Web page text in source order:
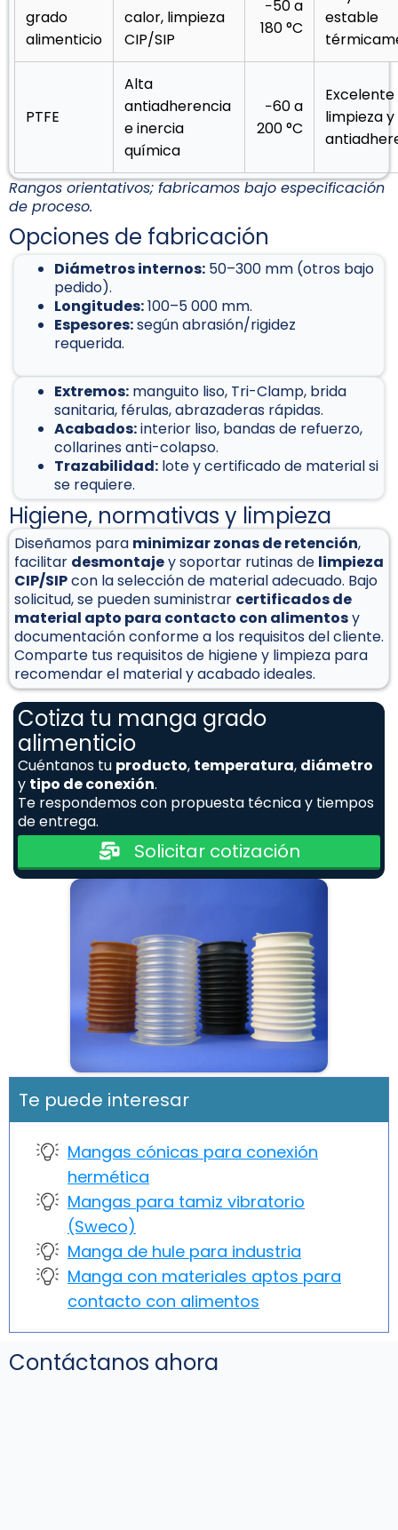
grado
alimenticio
calor, limpieza
CIP/SIP
−50 a
180 °C
estable
PTFE
Alta
antiadherencia
e inercia
química
−60 a
200 °C
Excelente
limpieza y
Rangos orientativos; fabricamos bajo especificación
de proceso.
Opciones de fabricación
Diámetros internos: 50–300 mm (otros bajo
pedido).
Longitudes:100–5 000 mm.
Espesores:según abrasión/rigidez
requerida.
Extremos: manguito liso, Tri-Clamp, brida
sanitaria, férulas, abrazaderas rápidas.
Acabados:interior liso, bandas de refuerzo,
collarines anti-colapso.
Trazabilidad: lote y certificado de material si
se requiere.
Higiene, normativas y limpieza
Diseñamos para minimizar zonas de retención,
facilitar desmontajey soportar rutinas de limpieza
CIP/SIPcon la selección de material adecuado. Bajo
solicitud, se pueden suministrar certificados de
material apto para contacto con alimentosy
documentación conforme a los requisitos del cliente.
Comparte tus requisitos de higiene y limpieza para
recomendar el material y acabado ideales.
Cotiza tu manga grado
alimenticio
Cuéntanos tu producto, temperatura, diámetro
y tipo de conexión.
Te respondemos con propuesta técnica y tiempos
de entrega.
Solicitar cotización
Te puede interesar
Mangas cónicas para conexión
hermética
Mangas para tamiz vibratorio
(Sweco)
Manga de hule para industria
Manga con materiales aptos para
contacto con alimentos
Contáctanos ahora